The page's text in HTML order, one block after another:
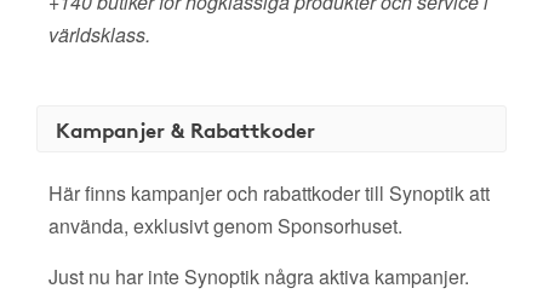
världsklass.
Kampanjer & Rabattkoder
Här finns kampanjer och rabattkoder till Synoptik att
använda, exklusivt genom Sponsorhuset.
Just nu har inte Synoptik några aktiva kampanjer.